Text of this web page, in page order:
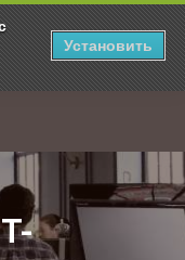
Установить
IT-лекарство от